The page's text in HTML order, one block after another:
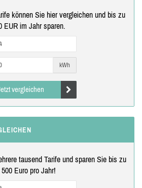
können Sie hier vergleichen und bis zu
EUR im Jahr sparen.
kWh
vergleichen
tausend Tarife und sparen Sie bis zu
500 Euro pro Jahr!